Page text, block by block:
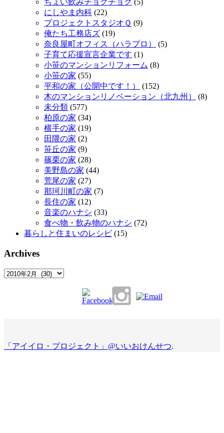
にしやま内科 (22)
プロジェクトスタジオＱ (9)
俺たち工務店ズ (19)
奈良屋町オフィス（ハラプロ）
(5)
子育て応援宣言企業です (1)
小笹のマンションリフォーム (8)
小笹の家 (55)
平和の家（公開中です！）
(152)
木のマンションリノベーション（北九州）
(8)
未分類 (577)
柏原の家 (34)
横手の家 (19)
田隈の家 (2)
笹丘の家 (9)
篠栗の家 (28)
美野島の家 (44)
荒尾の家 (27)
那珂川町の家 (7)
長住の家 (12)
音楽のハナシ (33)
食べ物・飲み物のハナシ (72)
暮らしと住まいのレシピ (15)
Archives
Archives
「アイイロ・プロジェクト」@いいおけんせつ.